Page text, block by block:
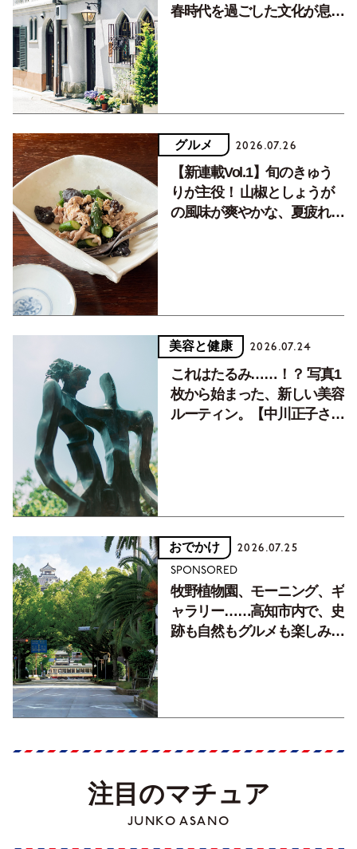
春時代を過ごした文化が息づ
グルメ 2026.07.26
【新連載Vol.1】旬のきゅう
りが主役！ 山椒としょうが
の風味が爽やかな、夏疲れを
美容と健康 2026.07.24
これはたるみ……！？ 写真1
枚から始まった、新しい美容
ルーティン。【中川正子さん
おでかけ 2026.07.25
SPONSORED
牧野植物園、モーニング、ギ
ャラリー……高知市内で、史
跡も自然もグルメも楽しみ尽
注目のマチュア
JUNKO ASANO